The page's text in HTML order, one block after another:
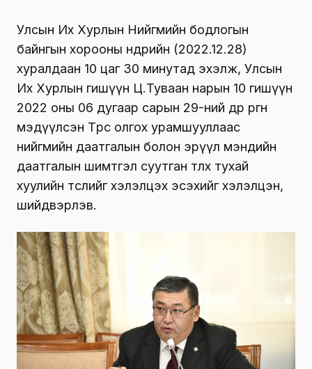
Улсын Их Хурлын Нийгмийн бодлогын
байнгын хорооны өнөөдрийн (2022.12.28)
хуралдаан 10 цаг 30 минутад эхэлж, Улсын
Их Хурлын гишүүн Ц.Туваан нарын 10 гишүүн
2022 оны 06 дугаар сарын 29-ний өдөр өргөн
мэдүүлсэн Төрөөс олгох урамшууллаас
нийгмийн даатгалын болон эрүүл мэндийн
даатгалын шимтгэл суутган төлөх тухай
хуулийн төслийг хэлэлцэх эсэхийг хэлэлцэн,
шийдвэрлэв.